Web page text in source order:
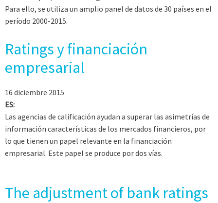
Para ello, se utiliza un amplio panel de datos de 30 países en el
período 2000-2015.
Ratings y financiación
empresarial
16 diciembre 2015
ES:
Las agencias de calificación ayudan a superar las asimetrías de
información características de los mercados financieros, por
lo que tienen un papel relevante en la financiación
empresarial. Este papel se produce por dos vías.
The adjustment of bank ratings